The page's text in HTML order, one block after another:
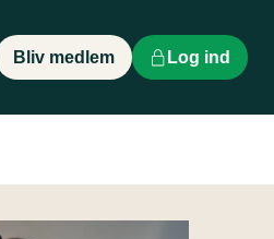
Bliv medlem Log ind